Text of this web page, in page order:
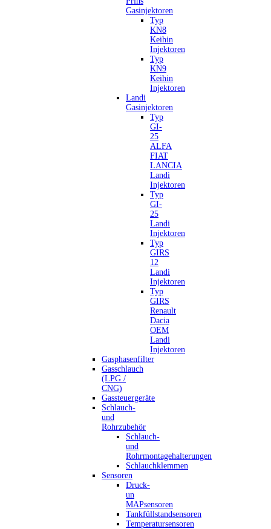
Gasinjektoren
Typ
KN8
Keihin
Injektoren
Typ
KN9
Keihin
Injektoren
Landi
Gasinjektoren
Typ
GI-
25
ALFA
FIAT
LANCIA
Landi
Injektoren
Typ
GI-
25
Landi
Injektoren
Typ
GIRS
12
Landi
Injektoren
Typ
GIRS
Renault
Dacia
OEM
Landi
Injektoren
Gasphasenfilter
Gasschlauch
(LPG /
CNG)
Gassteuergeräte
Schlauch-
und
Rohrzubehör
Schlauch-
und
Rohrmontagehalterungen
Schlauchklemmen
Sensoren
Druck-
un
MAPsensoren
Tankfüllstandsensoren
Temperatursensoren